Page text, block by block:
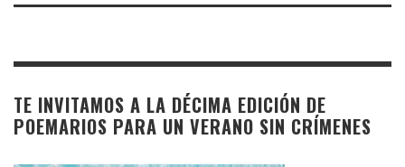
TE INVITAMOS A LA DÉCIMA EDICIÓN DE
POEMARIOS PARA UN VERANO SIN CRÍMENES